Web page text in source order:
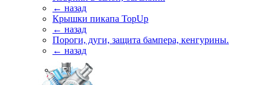
← назад
Крышки пикапа TopUp
← назад
Пороги, дуги, защита бампера, кенгурины.
← назад